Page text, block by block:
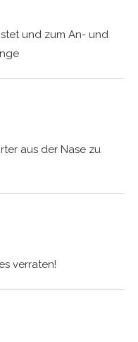
und zum An- und
aus der Nase zu
verraten!